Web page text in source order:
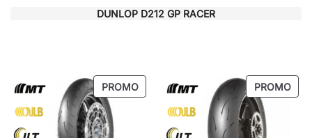
DUNLOP D212 GP RACER
PROMOPRODUIT
PROMOTION
PROMO